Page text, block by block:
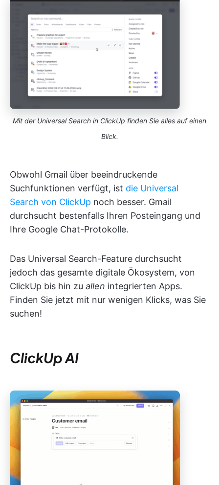
Mit der Universal Search in ClickUp finden Sie alles auf einen
Blick.
Obwohl Gmail über beeindruckende
Suchfunktionen verfügt, ist die Universal
Search von ClickUp noch besser. Gmail
durchsucht bestenfalls Ihren Posteingang und
Ihre Google Chat-Protokolle.
Das Universal Search-Feature durchsucht
jedoch das gesamte digitale Ökosystem, von
ClickUp bis hin zu allen integrierten Apps.
Finden Sie jetzt mit nur wenigen Klicks, was Sie
suchen!
ClickUp AI